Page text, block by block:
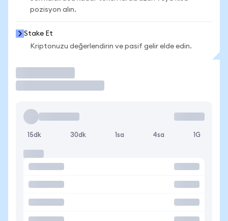
pozisyon alın.
Stake Et
Kriptonuzu değerlendirin ve pasif gelir elde edin.
15dk 30dk 1sa 4sa 1G